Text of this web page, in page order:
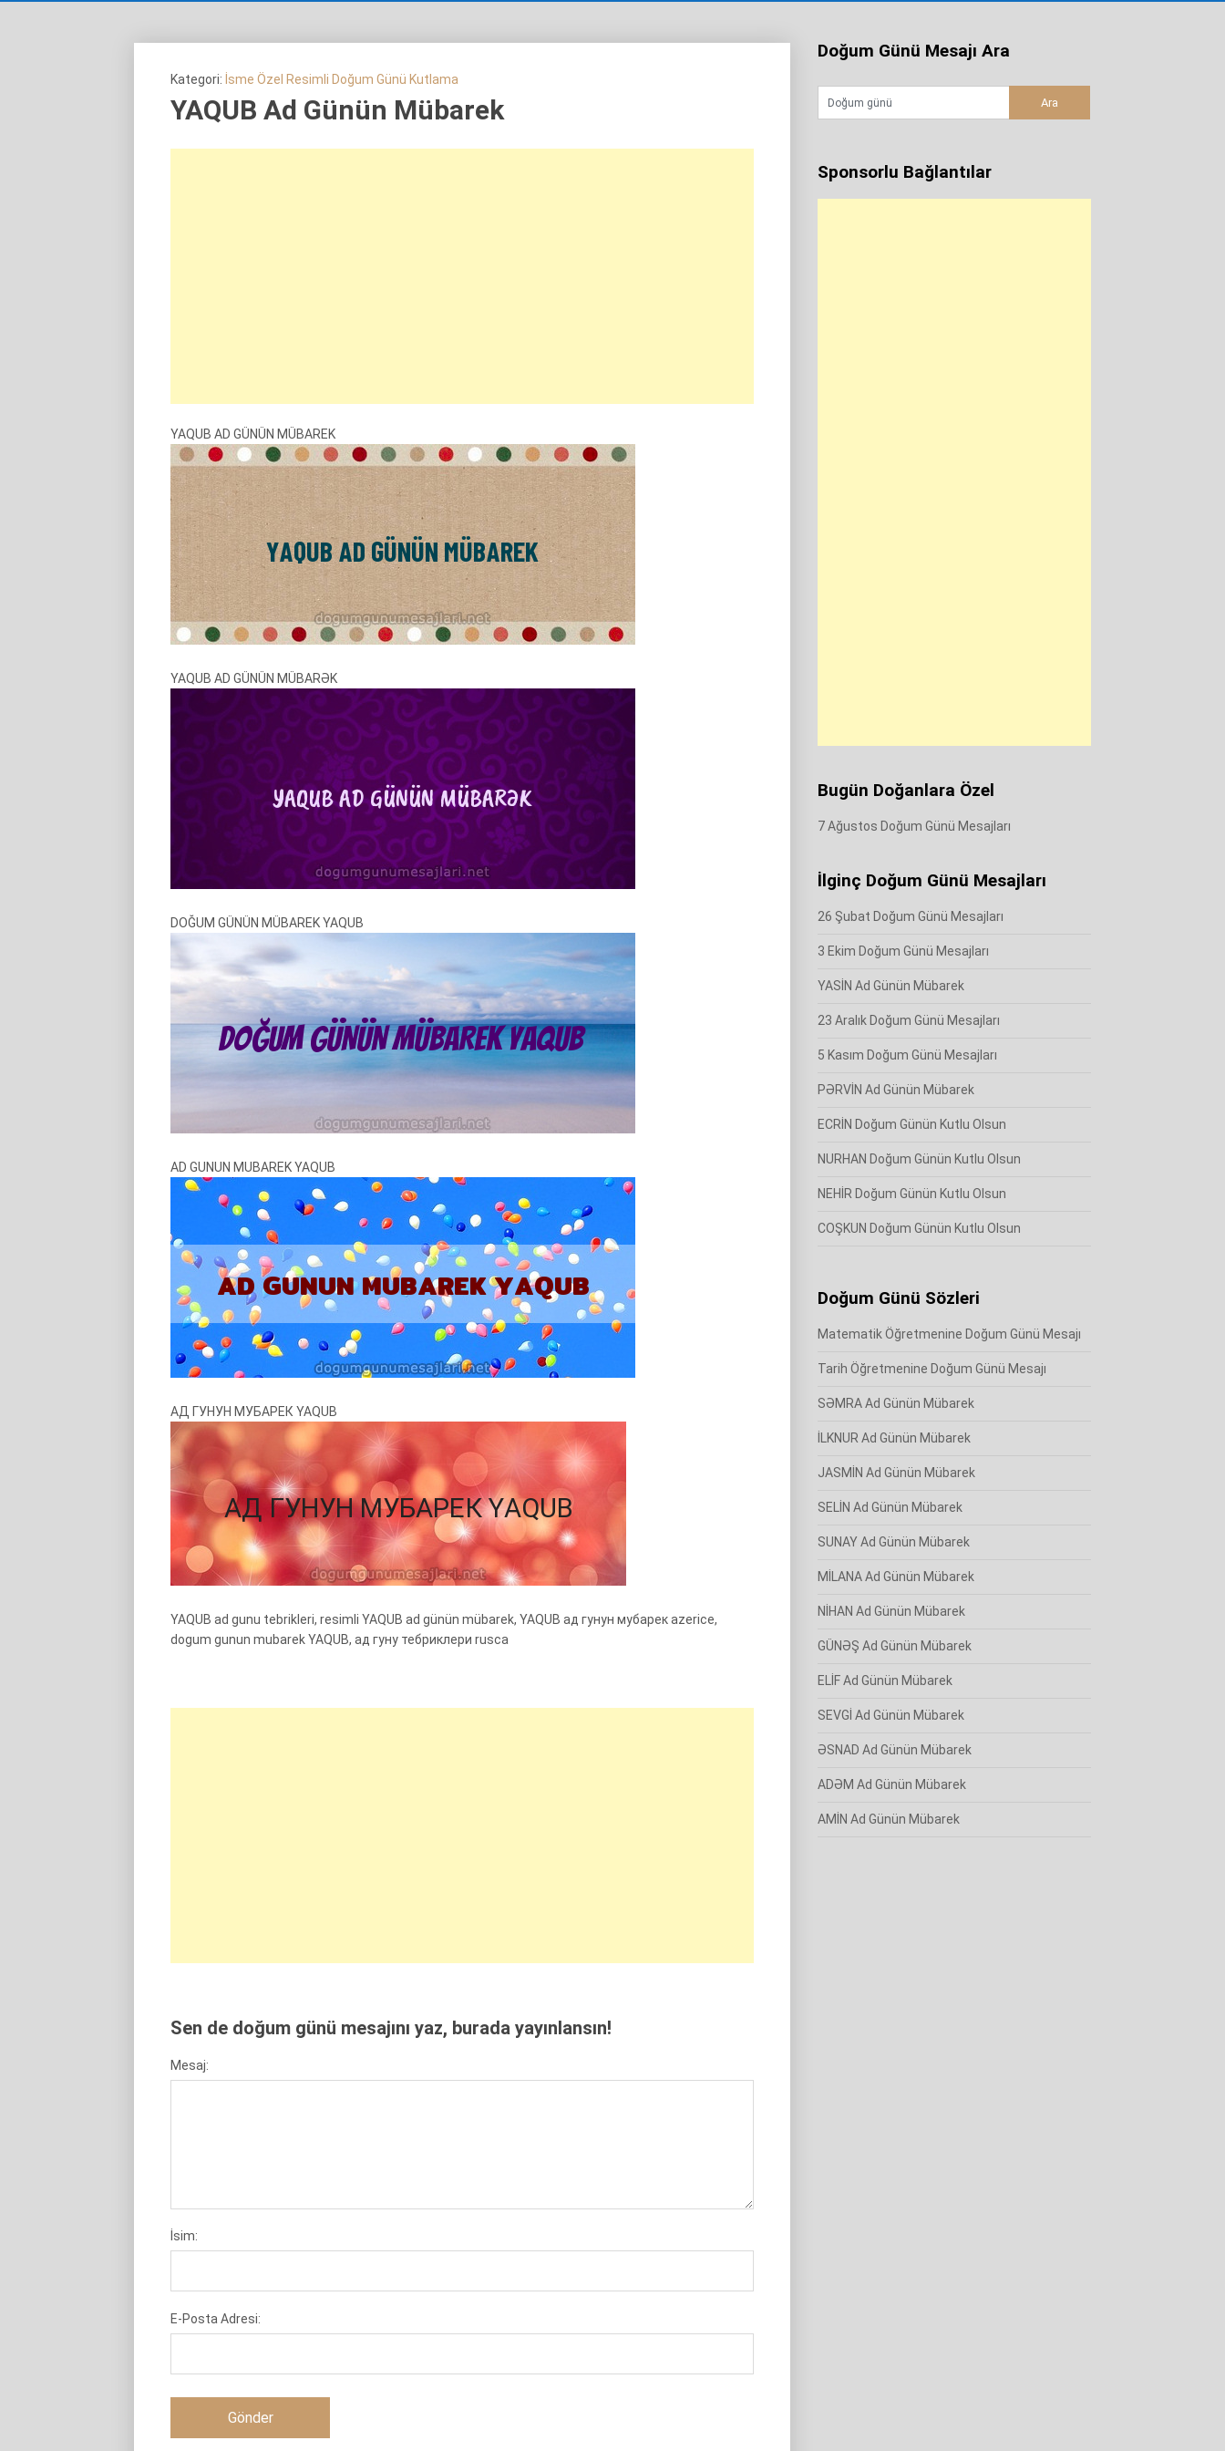
Kategori: İsme Özel Resimli Doğum Günü Kutlama
YAQUB Ad Günün Mübarek
YAQUB AD GÜNÜN MÜBAREK
YAQUB AD GÜNÜN MÜBARƏK
DOĞUM GÜNÜN MÜBAREK YAQUB
AD GUNUN MUBAREK YAQUB
АД ГУНУН МУБАРЕК YAQUB
YAQUB ad gunu tebrikleri, resimli YAQUB ad günün mübarek, YAQUB ад гунун мубарек azerice,
dogum gunun mubarek YAQUB, ад гуну тебриклери rusca
Sen de doğum günü mesajını yaz, burada yayınlansın!
Mesaj:
İsim:
E-Posta Adresi:
Doğum Günü Mesajı Ara
Sponsorlu Bağlantılar
Bugün Doğanlara Özel
7 Ağustos Doğum Günü Mesajları
İlginç Doğum Günü Mesajları
26 Şubat Doğum Günü Mesajları
3 Ekim Doğum Günü Mesajları
YASİN Ad Günün Mübarek
23 Aralık Doğum Günü Mesajları
5 Kasım Doğum Günü Mesajları
PƏRVİN Ad Günün Mübarek
ECRİN Doğum Günün Kutlu Olsun
NURHAN Doğum Günün Kutlu Olsun
NEHİR Doğum Günün Kutlu Olsun
COŞKUN Doğum Günün Kutlu Olsun
Doğum Günü Sözleri
Matematik Öğretmenine Doğum Günü Mesajı
Tarih Öğretmenine Doğum Günü Mesajı
SƏMRA Ad Günün Mübarek
İLKNUR Ad Günün Mübarek
JASMİN Ad Günün Mübarek
SELİN Ad Günün Mübarek
SUNAY Ad Günün Mübarek
MİLANA Ad Günün Mübarek
NİHAN Ad Günün Mübarek
GÜNƏŞ Ad Günün Mübarek
ELİF Ad Günün Mübarek
SEVGİ Ad Günün Mübarek
ƏSNAD Ad Günün Mübarek
ADƏM Ad Günün Mübarek
AMİN Ad Günün Mübarek